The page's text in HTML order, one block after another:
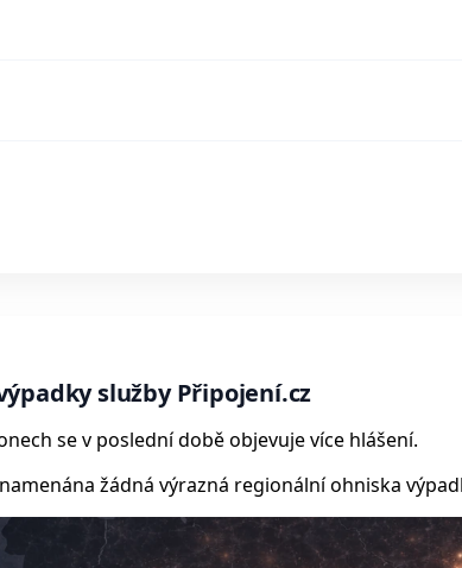
služby Připojení.cz
se v poslední době objevuje více hlášení.
žádná výrazná regionální ohniska